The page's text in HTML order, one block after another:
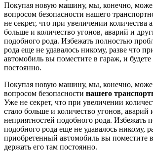
Покупая новую машину, мы, конечно,
вопросом безопасности нашего
не секрет, что при увеличении количества
больше и количество угонов, аварий и
подобного рода. Избежать полностью
рода еще не удавалось никому, разве что
автомобиль вы поместите в гараж, и будете
постоянно.
Покупая новую машину, мы, конечно,
вопросом безопасности нашего
Уже не секрет, что при увеличении
стало больше и количество угонов, аварий
неприятностей подобного рода. Избежать
подобного рода еще не удавалось никому,
приобретенный автомобиль вы поместите
держать его там постоянно.